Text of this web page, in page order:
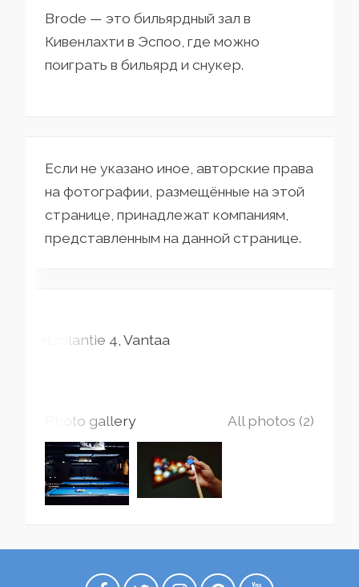
Brode — это бильярдный зал в
Кивенлахти в Эспоо, где можно
поиграть в бильярд и снукер.
Если не указано иное, авторские права
на фотографии, размещённые на этой
странице, принадлежат компаниям,
представленным на данной странице.
Metsolantie 4 Vantaa
Photo gallery All photos (2)